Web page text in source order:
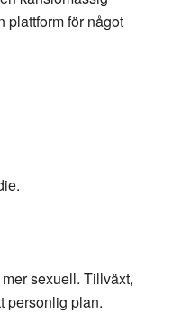
plattform för något
sexuell. Tillväxt,
personlig plan.